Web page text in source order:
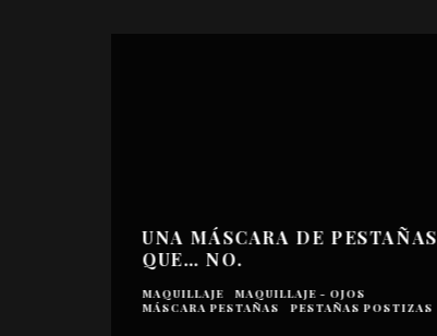
UNA MÁSCARA DE PESTAÑAS
QUE… NO.
MAQUILLAJE
MAQUILLAJE - OJOS
MÁSCARA PESTAÑAS
PESTAÑAS POSTIZAS